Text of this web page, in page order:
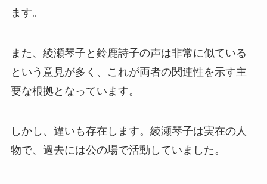
ます。
また、綾瀬琴子と鈴鹿詩子の声は非常に似ている
という意見が多く、これが両者の関連性を示す主
要な根拠となっています。
しかし、違いも存在します。綾瀬琴子は実在の人
物で、過去には公の場で活動していました。